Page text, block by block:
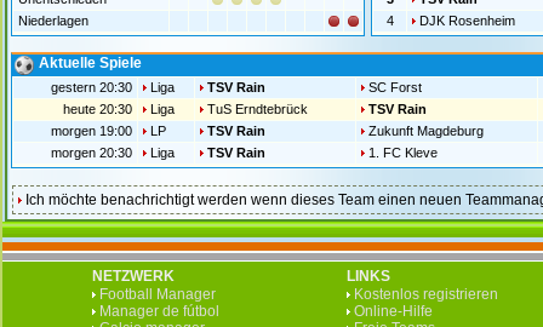
Niederlagen
4
DJK Rosenheim
Aktuelle Spiele
gestern 20:30 Liga TSV Rain
SC Forst
heute 20:30
Liga TuS Erndtebrück
TSV Rain
morgen 19:00
LP TSV Rain
Zukunft Magdeburg
morgen 20:30
Liga TSV Rain 1. FC Kleve
Ich möchte benachrichtigt werden wenn dieses Team einen neuen
NETZWERK
Football Manager
Manager de fútbol
LINKS
Kostenlos registrieren
Online-Hilfe